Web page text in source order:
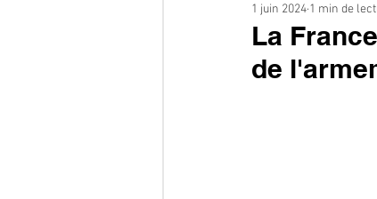
Interviews
La
de
1 juin 2024 1 min de